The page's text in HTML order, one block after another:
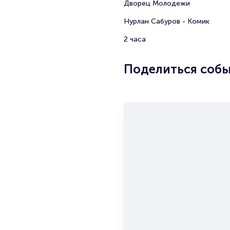
Дворец Молодежи
Нурлан Сабуров - Комик
2 часа
Поделиться